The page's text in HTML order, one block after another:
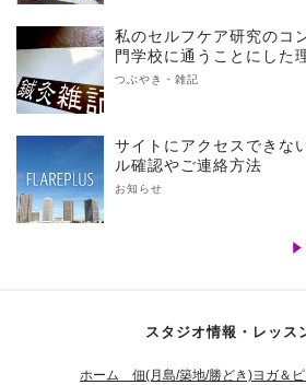
私のセルフケア研究のコ
門学校に通うことにした
つぶやき・雑記
サイトにアクセスできな
ル確認やご連絡方法
お知らせ
スタジオ情報・レッス
ホーム 佃(月島/築地/勝どき)ヨガ＆ピ